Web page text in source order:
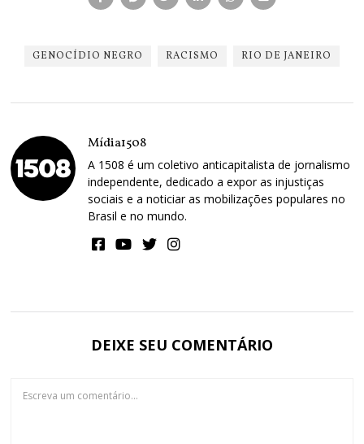
GENOCÍDIO NEGRO RACISMO RIO DE JANEIRO
Mídia1508
A 1508 é um coletivo anticapitalista de jornalismo
independente, dedicado a expor as injustiças
sociais e a noticiar as mobilizações populares no
Brasil e no mundo.
DEIXE SEU COMENTÁRIO